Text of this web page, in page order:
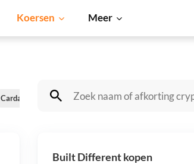
Koersen Meer
Cardano Shiba Inu Dogecoin Solana
Built Different kopen